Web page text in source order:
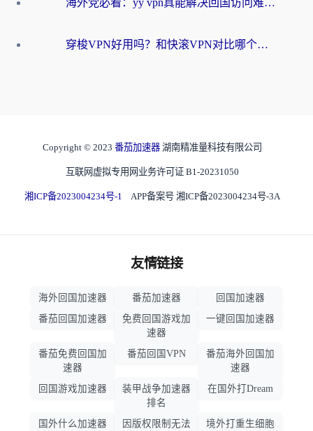
海外党必看：yy vpn真能解决回国访问难题？附云极initap测评+免费方案对比
穿梭VPN好用吗？和快滚VPN对比哪个回国效果更好？海外党选回国加速器必看指南
Copyright © 2023 番茄加速器 湖南精准量科技有限公司
互联网虚拟专用网业务许可证 B1-20231050
湘ICP备2023004234号-1 APP备案号 湘ICP备2023004234号-3A
友情链接
海外回国加速器 番茄加速器
回国加速器
番茄回国加速器
免费回国游戏加
速器
一键回国加速器
番茄免费回国加
速器
番茄回国VPN
番茄海外回国加
速器
回国游戏加速器
装甲战争加速器
排名
在国外打Dream
国外什么加速器 因版权限制无法 境外打重生细胞